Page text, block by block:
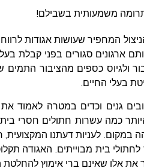
משמעותית בשבילם!
המחפיר שעושות אגודות
ארגונים סגורים בפני קבלת
ולגיוס כספים מהציבור התמים
בעלי החיים.
גנים וכדים במטרה לאמוד
כמה עשרות חתולים חסרי בית
במקום. לעניות דעתנו
בית מבוייתים. האגודה
את אלו שאינם ברי אימוץ להחלטת